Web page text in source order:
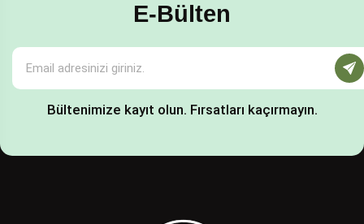
E-Bülten
Bültenimize kayıt olun. Fırsatları kaçırmayın.